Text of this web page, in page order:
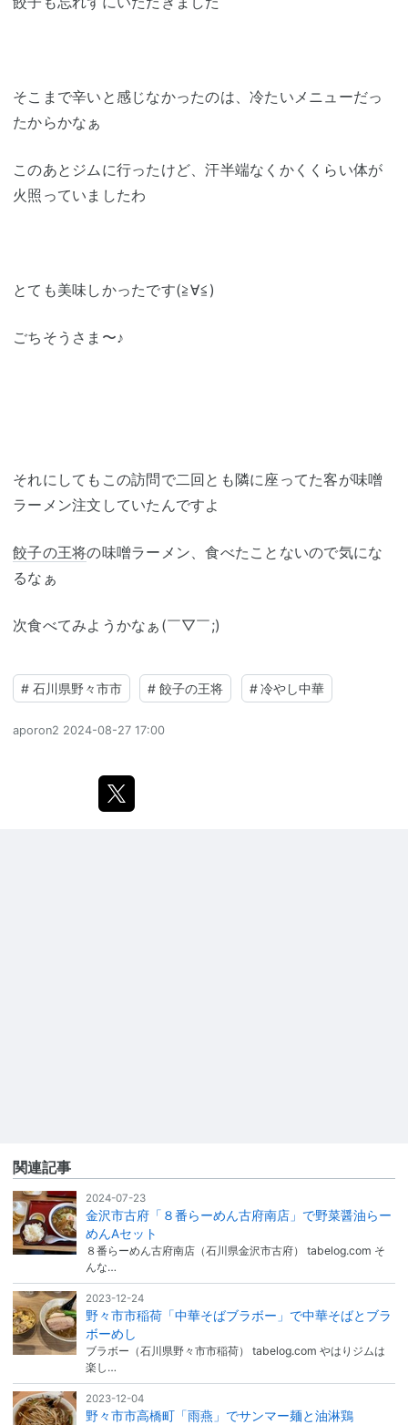
そこまで辛いと感じなかったのは、冷たいメニューだっ
たからかなぁ
このあとジムに行ったけど、汗半端なくかくくらい体が
火照っていましたわ
とても美味しかったです(≧∀≦)
ごちそうさま〜♪
それにしてもこの訪問で二回とも隣に座ってた客が味噌
ラーメン注文していたんですよ
餃子の王将の味噌ラーメン、食べたことないので気にな
るなぁ
次食べてみようかなぁ(￣▽￣;)
# 石川県野々市市 # 餃子の王将 # 冷やし中華
aporon2 2024-08-27 17:00
関連記事
2024-07-23
金沢市古府「８番らーめん古府南店」で野菜醤油らー
めんAセット
８番らーめん古府南店（石川県金沢市古府） tabelog.com そ
んな…
2023-12-24
野々市市稲荷「中華そばブラボー」で中華そばとブラ
ボーめし
ブラボー（石川県野々市市稲荷） tabelog.com やはりジムは
楽し…
2023-12-04
野々市市高橋町「雨燕」でサンマー麺と油淋鶏